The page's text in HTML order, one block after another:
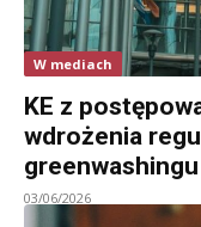
W mediach
KE z
wdrożenia
greenwashingu
03/06/2026